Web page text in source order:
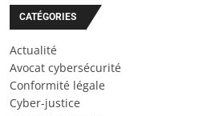
CATÉGORIES
Actualité
Avocat cybersécurité
Conformité légale
Cyber-justice